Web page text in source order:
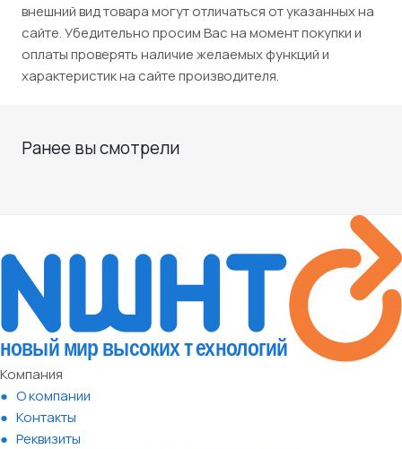
внешний вид товара могут отличаться от указанных на
сайте. Убедительно просим Вас на момент покупки и
оплаты проверять наличие желаемых функций и
характеристик на сайте производителя.
Ранее вы смотрели
Компания
О компании
Контакты
Реквизиты